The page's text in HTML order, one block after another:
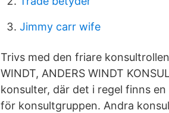
Jimmy carr wife
Trivs med den friare konsultrollen
WINDT, ANDERS WINDT
konsulter, där det i regel finns
för konsultgruppen. Andra